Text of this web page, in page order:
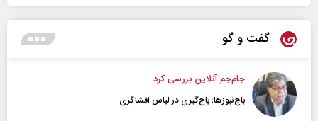
گفت و گو
جام‌جم آنلاین بررسی کرد
باج‌نیوزها؛ باج‌گیری در لباس افشاگری